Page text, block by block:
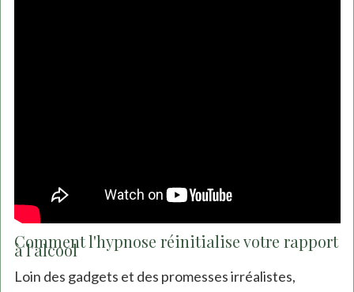
Comment l'hypnose réinitialise votre rapport
à l'alcool
Loin des gadgets et des promesses irréalistes,